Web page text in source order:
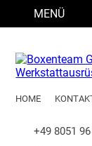
MENÜ
HOME
+49 8051